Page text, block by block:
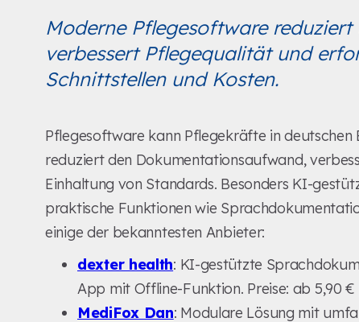
Moderne Pflegesoftware
verbessert Pflegequalität und
Schnittstellen und Kosten.
Pflegesoftware kann Pflegekräfte in deutschen
reduziert den Dokumentationsaufwand,
Einhaltung von Standards. Besonders KI-
praktische Funktionen wie
einige der bekanntesten Anbieter:
dexter health: KI-gestützte
App mit Offline-Funktion. Preise: ab 5,90
MediFox Dan: Modulare Lösung mit